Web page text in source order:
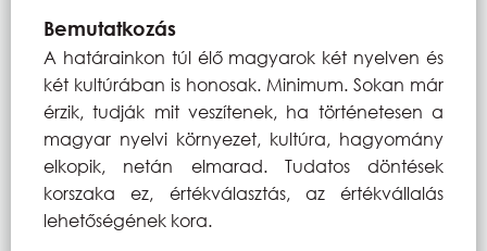
Bemutatkozás
A határainkon túl élő magyarok két nyelven és
két kultúrában is honosak. Minimum. Sokan már
érzik, tudják mit veszítenek, ha történetesen a
magyar nyelvi környezet, kultúra, hagyomány
elkopik, netán elmarad. Tudatos döntések
korszaka ez, értékválasztás, az értékvállalás
lehetőségének kora.